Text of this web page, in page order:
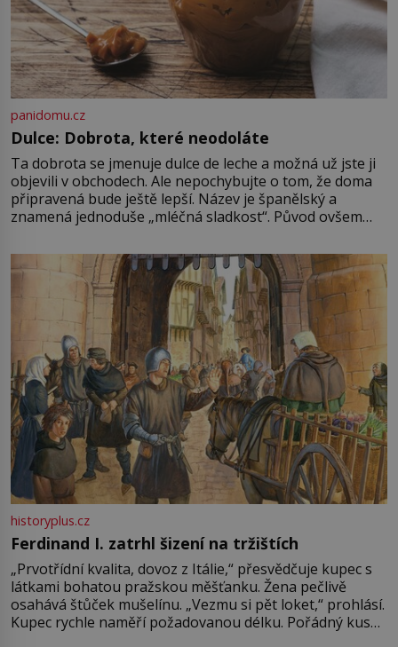
panidomu.cz
Dulce: Dobrota, které neodoláte
Ta dobrota se jmenuje dulce de leche a možná už jste ji
objevili v obchodech. Ale nepochybujte o tom, že doma
připravená bude ještě lepší. Název je španělský a
znamená jednoduše „mléčná sladkost“. Původ ovšem
pře hned několik latinskoamerických zemí a k tomu
Francie, kde se traduje,
historyplus.cz
Ferdinand I. zatrhl šizení na tržištích
„Prvotřídní kvalita, dovoz z Itálie,“ přesvědčuje kupec s
látkami bohatou pražskou měšťanku. Žena pečlivě
osahává štůček mušelínu. „Vezmu si pět loket,“ prohlásí.
Kupec rychle naměří požadovanou délku. Pořádný kus